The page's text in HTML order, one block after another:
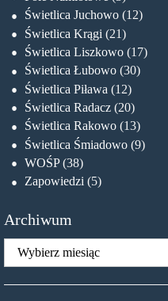
Świetlica Juchowo (12)
Świetlica Krągi (21)
Świetlica Liszkowo (17)
Świetlica Łubowo (30)
Świetlica Piława (12)
Świetlica Radacz (20)
Świetlica Rakowo (13)
Świetlica Śmiadowo (9)
WOŚP(38)
Zapowiedzi (5)
Archiwum
Archiwum